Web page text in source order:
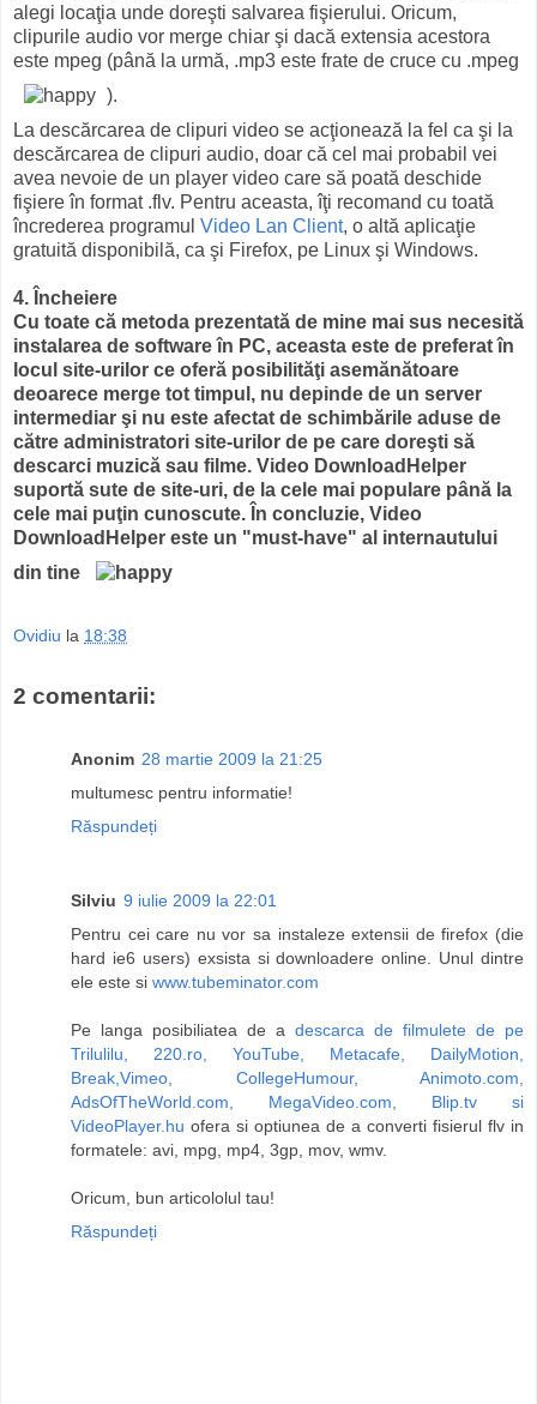
alegi locaţia unde doreşti salvarea fişierului. Oricum,
clipurile audio vor merge chiar şi dacă extensia acestora
este mpeg (până la urmă, .mp3 este frate de cruce cu .mpeg
).
La descărcarea de clipuri video se acţionează la fel ca şi la
descărcarea de clipuri audio, doar că cel mai probabil vei
avea nevoie de un player video care să poată deschide
fişiere în format .flv. Pentru aceasta, îţi recomand cu toată
încrederea programul Video Lan Client, o altă aplicaţie
gratuită disponibilă, ca şi Firefox, pe Linux şi Windows.
4. Încheiere
Cu toate că metoda prezentată de mine mai sus necesită
instalarea de software în PC, aceasta este de preferat în
locul site-urilor ce oferă posibilităţi asemănătoare
deoarece merge tot timpul, nu depinde de un server
intermediar şi nu este afectat de schimbările aduse de
către administratori site-urilor de pe care doreşti să
descarci muzică sau filme. Video DownloadHelper
suportă sute de site-uri, de la cele mai populare până la
cele mai puţin cunoscute. În concluzie, Video
DownloadHelper este un "must-have" al internautului
din tine
Ovidiu la 18:38
2 comentarii:
Anonim 28 martie 2009 la 21:25
multumesc pentru informatie!
Răspundeți
Silviu 9 iulie 2009 la 22:01
Pentru cei care nu vor sa instaleze extensii de firefox (die
hard ie6 users) exsista si downloadere online. Unul dintre
ele este si www.tubeminator.com
Pe langa posibiliatea de a descarca de filmulete de pe
Trilulilu, 220.ro, YouTube, Metacafe, DailyMotion,
Break,Vimeo, CollegeHumour, Animoto.com,
AdsOfTheWorld.com, MegaVideo.com, Blip.tv si
VideoPlayer.hu ofera si optiunea de a converti fisierul flv in
formatele: avi, mpg, mp4, 3gp, mov, wmv.
Oricum, bun articololul tau!
Răspundeți